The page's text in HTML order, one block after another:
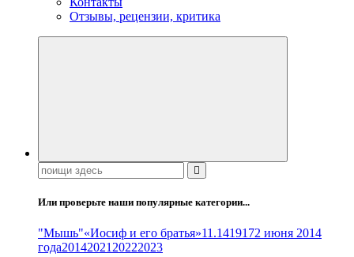
Отзывы, рецензии, критика
Поиск:
Или проверьте наши популярные категории...
"Мышь"«Иосиф и его братья»11.1419172 июня 2014
года20142021 20222023